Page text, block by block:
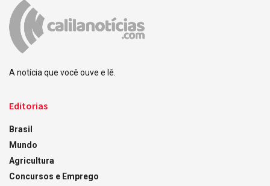
A notícia que você ouve e lê.
Editorias
Brasil
Mundo
Agricultura
Concursos e Emprego